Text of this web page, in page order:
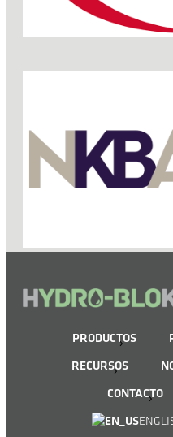
PRODUCTOS
RECURSOS
CONTACTO